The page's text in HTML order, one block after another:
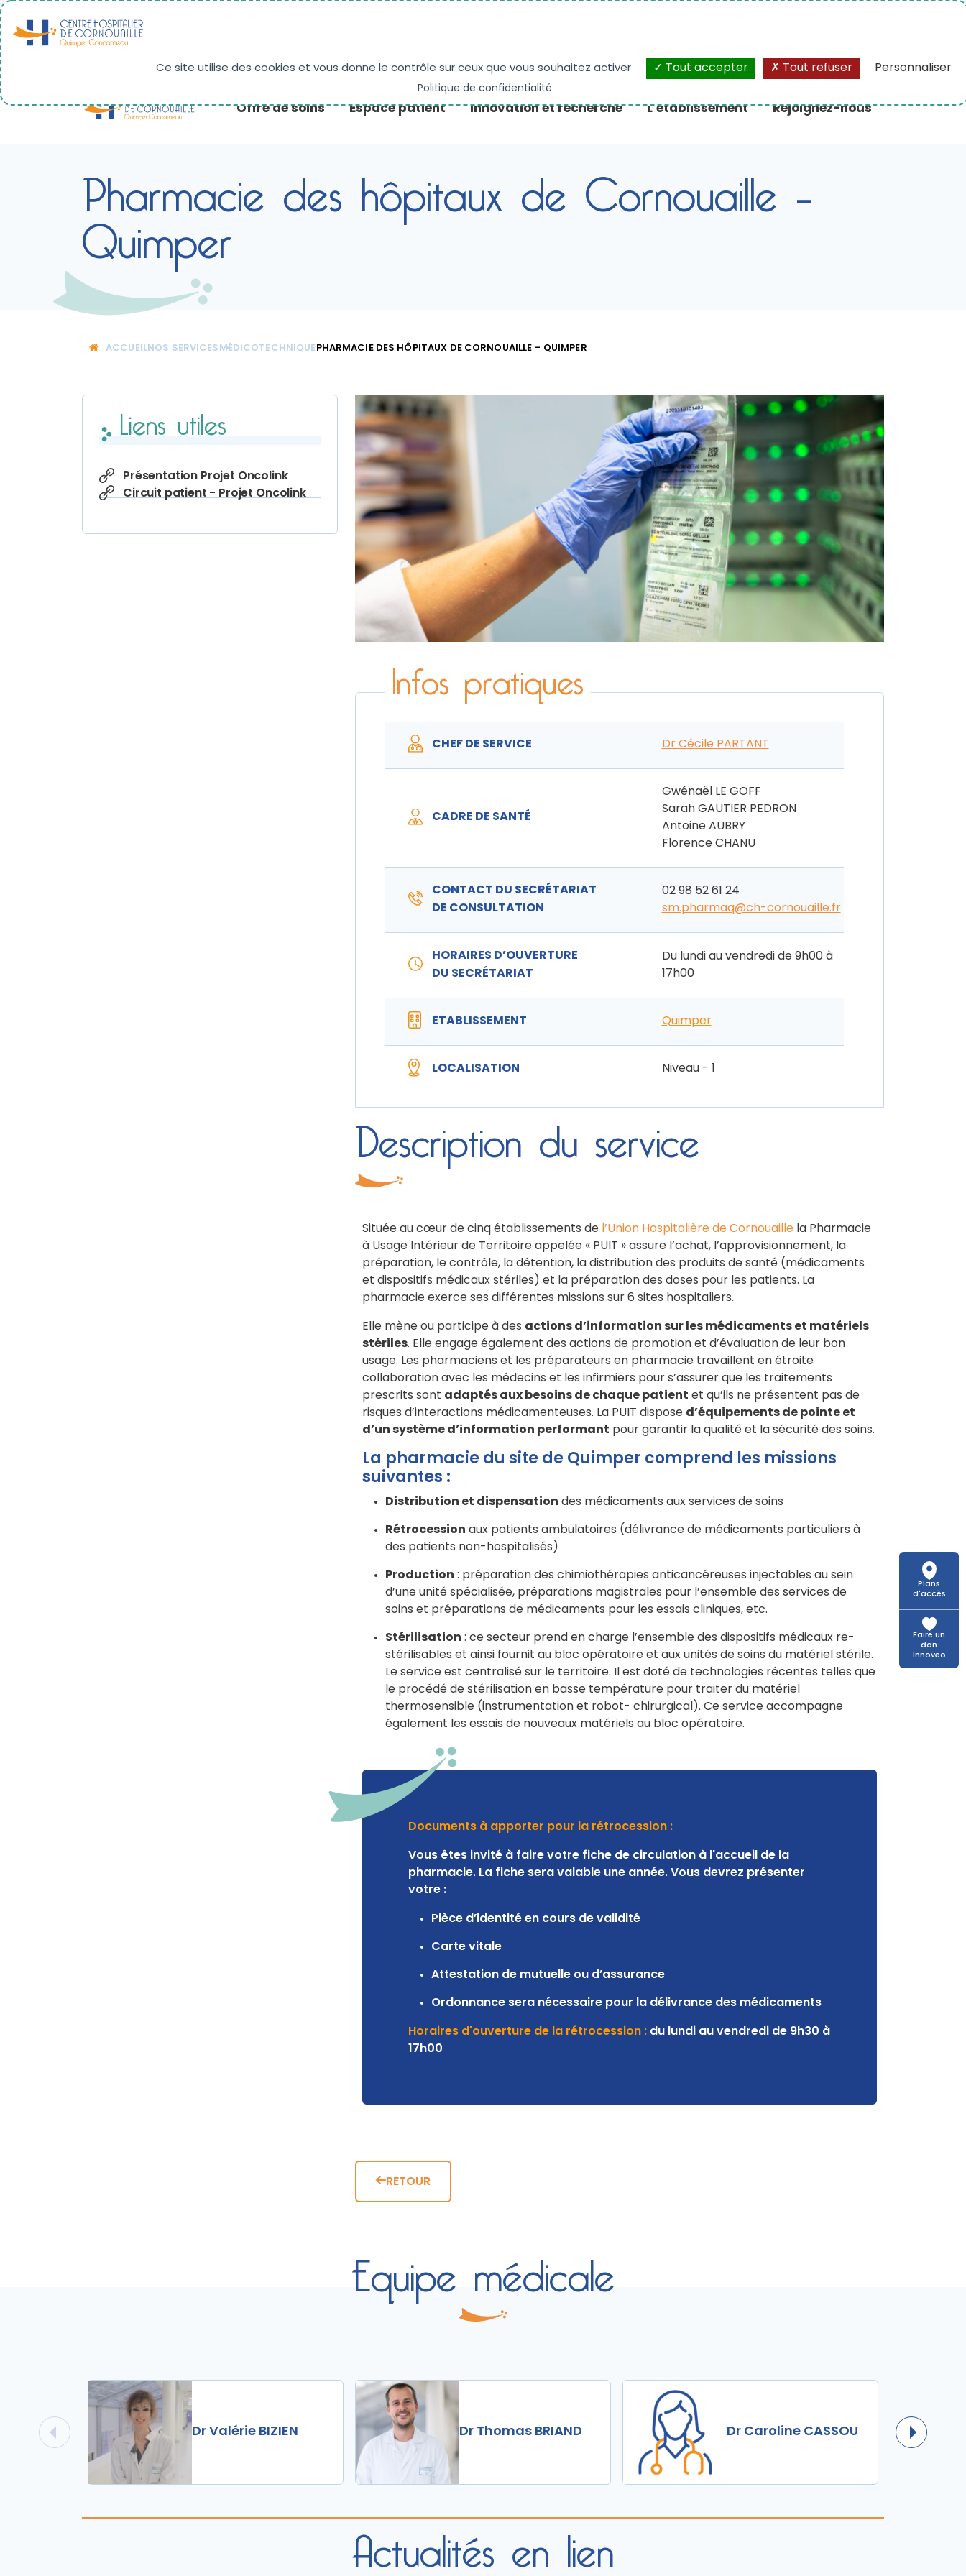
RÉSULTATS D'IMAGERIE
Offre de soins Espace patient Innovation et recherche L’établissement Rejoignez-nous
Plans
d'accès
Faire un
don
Innoveo
Pharmacie des hôpitaux de Cornouaille –
Quimper
ACCUEIL NOS SERVICES MÉDICOTECHNIQUE PHARMACIE DES HÔPITAUX DE CORNOUAILLE – QUIMPER
Liens utiles
Présentation Projet Oncolink
Circuit patient - Projet Oncolink
Infos pratiques
CHEF DE SERVICE Dr Cécile PARTANT
CADRE DE SANTÉ
Gwénaël LE GOFF
Sarah GAUTIER PEDRON
Antoine AUBRY
Florence CHANU
CONTACT DU SECRÉTARIAT
DE CONSULTATION
02 98 52 61 24
sm.pharmaq@ch-cornouaille.fr
HORAIRES D’OUVERTURE
DU SECRÉTARIAT
Du lundi au vendredi de 9h00 à
17h00
ETABLISSEMENT Quimper
LOCALISATION Niveau - 1
Description du service
Située au cœur de cinq établissements de l’Union Hospitalière de Cornouaille la Pharmacie
à Usage Intérieur de Territoire appelée « PUIT » assure l’achat, l’approvisionnement, la
préparation, le contrôle, la détention, la distribution des produits de santé (médicaments
et dispositifs médicaux stériles) et la préparation des doses pour les patients. La
pharmacie exerce ses différentes missions sur 6 sites hospitaliers.
Elle mène ou participe à des actions d’information sur les médicaments et matériels
stériles. Elle engage également des actions de promotion et d’évaluation de leur bon
usage. Les pharmaciens et les préparateurs en pharmacie travaillent en étroite
collaboration avec les médecins et les infirmiers pour s’assurer que les traitements
prescrits sont adaptés aux besoins de chaque patient et qu’ils ne présentent pas de
risques d’interactions médicamenteuses. La PUIT dispose d’équipements de pointe et
d’un système d’information performant pour garantir la qualité et la sécurité des soins.
La pharmacie du site de Quimper comprend les missions
suivantes :
Distribution et dispensation des médicaments aux services de soins
Rétrocession aux patients ambulatoires (délivrance de médicaments particuliers à
des patients non-hospitalisés)
Production : préparation des chimiothérapies anticancéreuses injectables au sein
d’une unité spécialisée, préparations magistrales pour l’ensemble des services de
soins et préparations de médicaments pour les essais cliniques, etc.
Stérilisation : ce secteur prend en charge l’ensemble des dispositifs médicaux re-
stérilisables et ainsi fournit au bloc opératoire et aux unités de soins du matériel stérile.
Le service est centralisé sur le territoire. Il est doté de technologies récentes telles que
le procédé de stérilisation en basse température pour traiter du matériel
thermosensible (instrumentation et robot- chirurgical). Ce service accompagne
également les essais de nouveaux matériels au bloc opératoire.
Documents à apporter pour la rétrocession :
Vous êtes invité à faire votre fiche de circulation à l'accueil de la
pharmacie. La fiche sera valable une année. Vous devrez présenter
votre :
Pièce d’identité en cours de validité
Carte vitale
Attestation de mutuelle ou d’assurance
Ordonnance sera nécessaire pour la délivrance des médicaments
Horaires d'ouverture de la rétrocession : du lundi au vendredi de 9h30 à
17h00
RETOUR
Equipe médicale
Dr Valérie BIZIEN Dr Thomas BRIAND Dr Caroline CASSOU
Actualités en lien
Panneau de gestion des cookies
Ce site utilise des cookies et vous donne le contrôle sur ceux que vous souhaitez activer Tout accepter Tout refuser Personnaliser
Politique de confidentialité